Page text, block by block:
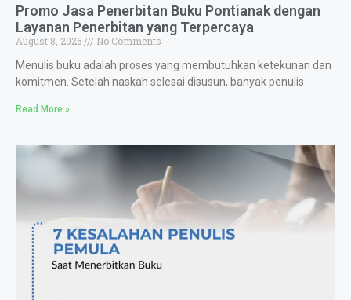
Promo Jasa Penerbitan Buku Pontianak dengan
Layanan Penerbitan yang Terpercaya
August 8, 2026
No Comments
Menulis buku adalah proses yang membutuhkan ketekunan dan
komitmen. Setelah naskah selesai disusun, banyak penulis
Read More »